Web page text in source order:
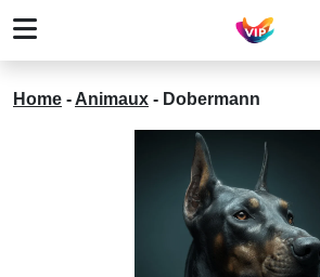
Home - Animaux - Dobermann